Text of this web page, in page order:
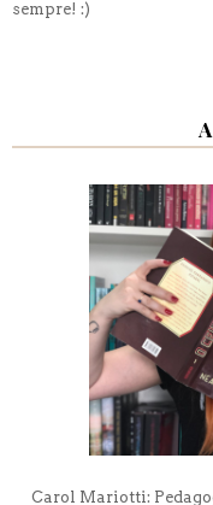
sempre! :)
Carol Mariotti: